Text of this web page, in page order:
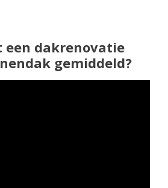
een dakrenovatie
gemiddeld?